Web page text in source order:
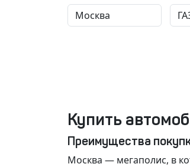
Купить
Преимущества
Москва — мегаполис, в